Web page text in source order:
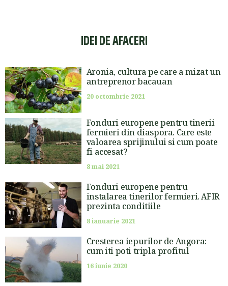
IDEI DE AFACERI
Aronia, cultura pe care a mizat un
antreprenor bacauan
20 octombrie 2021
Fonduri europene pentru tinerii
fermieri din diaspora. Care este
valoarea sprijinului si cum poate
fi accesat?
8 mai 2021
Fonduri europene pentru
instalarea tinerilor fermieri. AFIR
prezinta conditiile
8 ianuarie 2021
Cresterea iepurilor de Angora:
cum iti poti tripla profitul
16 iunie 2020